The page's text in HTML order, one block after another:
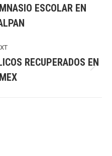
ESCOLAR EN
post:
RECUPERADOS EN